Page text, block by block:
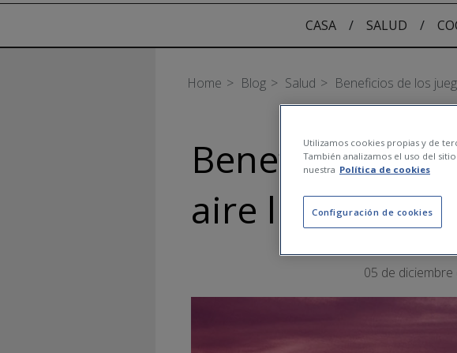
CASA / SALUD /
Home Blog Salud Beneficios de los
Beneficios de
aire libre (+
05 de
Utilizamos cookies propias y de
También analizamos el uso del
nuestra Política de cookies
Configuración de cookies